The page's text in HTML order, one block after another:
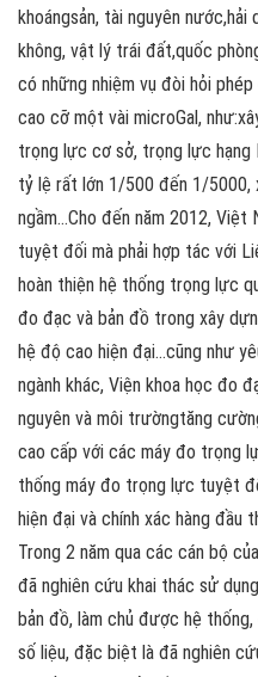
khoángsản, tài nguyên nước,hải
không, vật lý trái đất,quốc
có những nhiệm vụ đòi hỏi
cao cỡ một vài microGal,
trọng lực cơ sở, trọng lực
tỷ lệ rất lớn 1/500 đến 1/5000,
ngầm…Cho đến năm 2012,
tuyệt đối mà phải hợp tác với
hoàn thiện hệ thống trọng lực
đo đạc và bản đồ trong xây
hệ độ cao hiện đại…cũng như
ngành khác, Viện khoa học đo
nguyên và môi trườngtăng
cao cấp với các máy đo trọng
thống máy đo trọng lực tuyệt
hiện đại và chính xác hàng đầu
Trong 2 năm qua các cán bộ
đã nghiên cứu khai thác sử
bản đồ, làm chủ được hệ
số liệu, đặc biệt là đã nghiên